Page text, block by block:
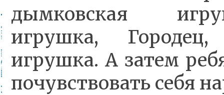
дымковская
игрушка, Городец,
игрушка. А затем
почувствовать себя